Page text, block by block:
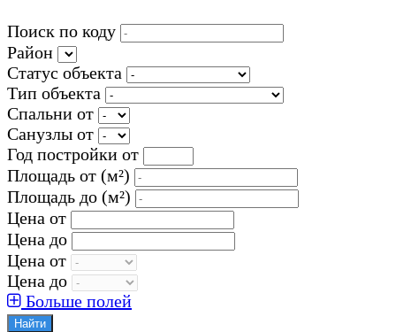
Поиск по коду
Район
Статус объекта
Тип объекта
Спальни от
Санузлы от
Год постройки от
Площадь от (м²)
Площадь до (м²)
Цена от
Цена до
Цена от
Цена до
Больше полей